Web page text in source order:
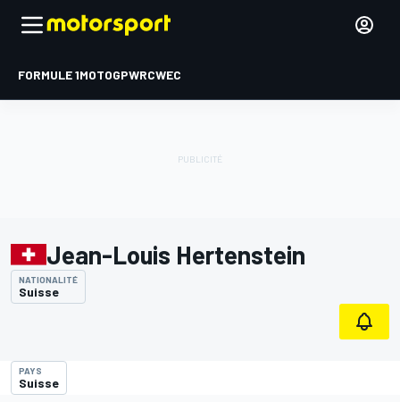
FORMULE 1MOTOGPWRCWEC
Jean-Louis Hertenstein
NATIONALITÉ
Suisse
PAYS
Suisse